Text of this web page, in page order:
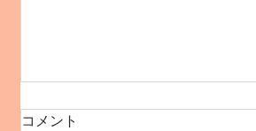
コメント